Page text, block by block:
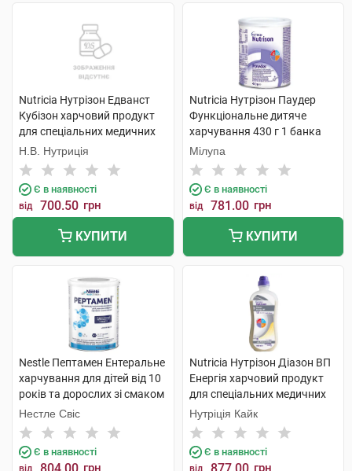
Nutricia Нутрізон Едванст
Кубізон харчовий продукт
для спеціальних медичних
цілей 1 000 мл 1 флакон
Н.В. Нутриція
Є в наявності
від 700.50 грн
КУПИТИ
Nutricia Нутрізон Паудер
Функціональне дитяче
харчування 430 г 1 банка
Мілупа
Є в наявності
від 781.00 грн
КУПИТИ
Nestle Пептамен Ентеральне
харчування для дітей від 10
років та дорослих зі смаком
ванілі 400 г 1 банка
Нестле Свіс
Є в наявності
від грн
Nutricia Нутрізон Діазон ВП
Енергія харчовий продукт
для спеціальних медичних
цілей 1 000 мл 1 флакон
Нутріція Кайк
Є в наявності
від грн